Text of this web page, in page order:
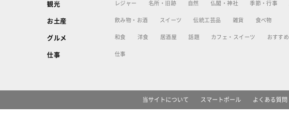
観光 レジャー 名所・旧跡 自然 仏閣・神社 季節・行事
お土産 飲み物・お酒 スイーツ 伝統工芸品 雑貨 食べ物
グルメ 和食 洋食 居酒屋 話題 カフェ・スイーツ おすすめ
仕事 仕事
当サイトについて スマートポール よくある質問